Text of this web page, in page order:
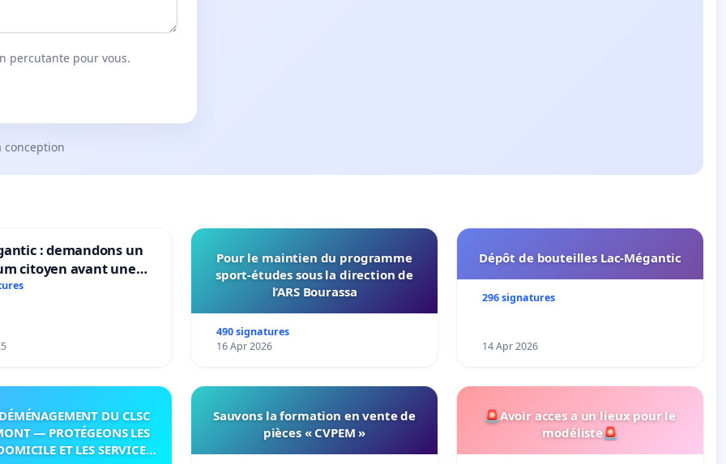
percutante pour vous.
conception
: demandons un
citoyen avant une
irréversible de
Pour le maintien du programme
sport-études sous la direction de
l’ARS Bourassa
490 signatures
16 Apr 2026
Dépôt de bouteilles Lac-Mégantic
296 signatures
14 Apr 2026
DU CLSC
— PROTÉGEONS LES
ET LES SERVICES
Sauvons la formation en vente de
pièces « CVPEM »
🚨Avoir acces a un lieux pour le
modéliste🚨